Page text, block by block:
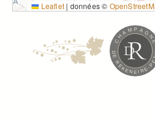
Leaflet | données ©